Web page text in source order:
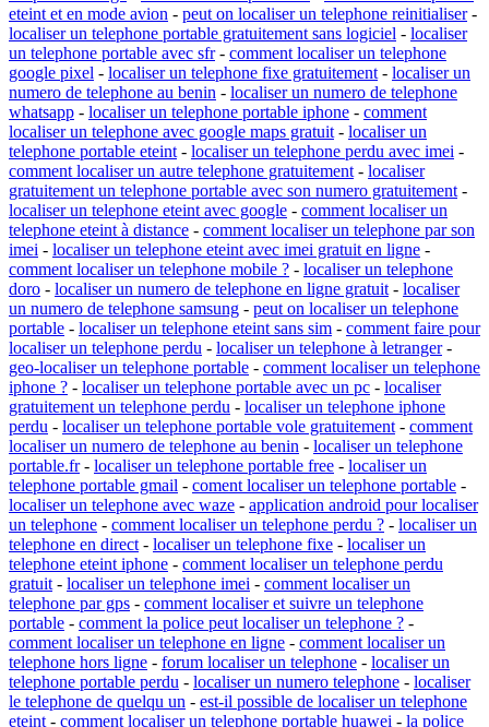
eteint et en mode avion - peut on localiser un telephone reinitialiser-
localiser un telephone portable gratuitement sans logiciel - localiser
un telephone portable avec sfr- comment localiser un telephone
google pixel - localiser un telephone fixe gratuitement - localiser un
numero de telephone au benin - localiser un numero de telephone
whatsapp - localiser un telephone portable iphone - comment
localiser un telephone avec google maps gratuit - localiser un
telephone portable eteint - localiser un telephone perdu avec imei -
comment localiser un autre telephone gratuitement - localiser
gratuitement un telephone portable avec son numero gratuitement -
localiser un telephone eteint avec google - comment localiser un
telephone eteint à distance - comment localiser un telephone par son
imei - localiser un telephone eteint avec imei gratuit en ligne -
comment localiser un telephone mobile ? - localiser un telephone
doro - localiser un numero de telephone en ligne gratuit - localiser
un numero de telephone samsung - peut on localiser un telephone
portable - localiser un telephone eteint sans sim - comment faire pour
localiser un telephone perdu - localiser un telephone à letranger-
geo-localiser un telephone portable - comment localiser un telephone
iphone ? - localiser un telephone portable avec un pc - localiser
gratuitement un telephone perdu - localiser un telephone iphone
perdu - localiser un telephone portable vole gratuitement - comment
localiser un numero de telephone au benin - localiser un telephone
portable.fr- localiser un telephone portable free - localiser un
telephone portable gmail - coment localiser un telephone portable -
localiser un telephone avec waze - application android pour localiser
un telephone - comment localiser un telephone perdu ? - localiser un
telephone en direct - localiser un telephone fixe - localiser un
telephone eteint iphone - comment localiser un telephone perdu
gratuit - localiser un telephone imei - comment localiser un
telephone par gps - comment localiser et suivre un telephone
portable - comment la police peut localiser un telephone ? -
comment localiser un telephone en ligne - comment localiser un
telephone hors ligne - forum localiser un telephone - localiser un
telephone portable perdu - localiser un numero telephone - localiser
le telephone de quelqu un - est-il possible de localiser un telephone
eteint - comment localiser un telephone portable huawei - la police